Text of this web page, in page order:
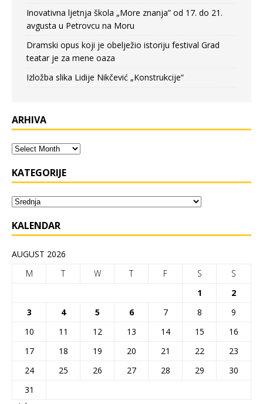
Inovativna ljetnja škola „More znanja” od 17. do 21.
avgusta u Petrovcu na Moru
Dramski opus koji je obelježio istoriju festival Grad
teatar je za mene oaza
Izložba slika Lidije Nikčević „Konstrukcije“
ARHIVA
KATEGORIJE
KALENDAR
AUGUST 2026
M
T W T F S
S
1
2
3
4 5 6 7 8
9
10
11 12 13 14 15
16
17
18 19 20 21 22
23
24
25 26 27 28 29
30
31